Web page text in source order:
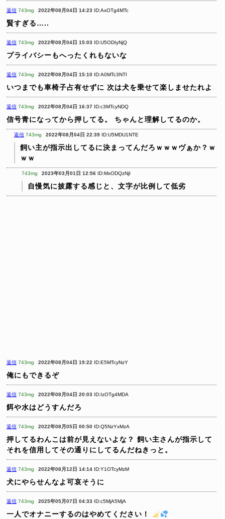
返信 743mg 2022年08月04日 14:23 ID:AxOTg4MTc
賢すぎる…..
返信 743mg 2022年08月04日 15:03 ID:U5ODIyNjQ
プライバシーもへったくれもないな
返信 743mg 2022年08月04日 15:10 ID:A0MTc3NTI
いつまでも車椅子占有せずに 次は犬を乗せて楽しませたれよ
返信 743mg 2022年08月04日 16:37 ID:c3MTcyNDQ
信号青になってから押してる。 ちゃんと理解してるのか。
返信 743mg 2022年08月04日 22:39 ID:U5MDU1NTE
飼い主が指示出してるに決まってんだろｗｗｗヴぁか？ｗ
ｗｗ
743mg 2023年03月01日 12:56 ID:MxODQzNjI
自慢気に披露する感じと、文字が比例して低劣
返信 743mg 2022年08月04日 19:22 ID:E5MTcyNzY
俺にもできるぞ
返信 743mg 2022年08月04日 20:03 ID:IzOTg4MDA
餌や水はどうすんだろ
返信 743mg 2022年08月05日 00:50 ID:Q5NzYxMzA
押してるわんこは前が見えないよな？ 飼い主さんが指示して
それを信用してその通りにしてるんだねきっと。
返信 743mg 2022年08月12日 14:14 ID:Y1OTcyMzM
犬にやらせんなよ可哀そうに
返信 743mg 2025年05月07日 04:33 ID:c5MjA5MjA
一人でオナニーするのはやめてください！